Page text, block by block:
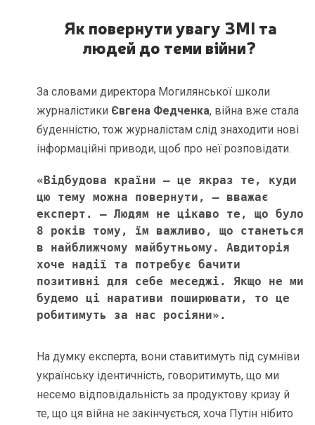
Як повернути увагу ЗМІ та
людей до теми війни?
За словами директора Могилянської школи
журналістики Євгена Федченка, війна вже стала
буденністю, тож журналістам слід знаходити нові
інформаційні приводи, щоб про неї розповідати.
«Відбудова країни – це якраз те, куди
цю тему можна повернути, – вважає
експерт. – Людям не цікаво те, що було
8 років тому, їм важливо, що станеться
в найближчому майбутньому. Авдиторія
хоче надії та потребує бачити
позитивні для себе меседжі. Якщо не ми
будемо ці наративи поширювати, то це
робитимуть за нас росіяни».
На думку експерта, вони ставитимуть під сумніви
українську ідентичність, говоритимуть, що ми
несемо відповідальність за продуктову кризу й
те, що ця війна не закінчується, хоча Путін нібито